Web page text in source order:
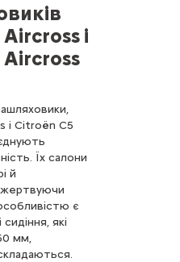
і
і Citroën C5
Їх салони
й
жертвуючи
є
які
мм,